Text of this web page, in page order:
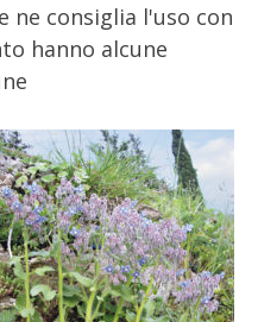
ne consiglia l'uso con
hanno alcune